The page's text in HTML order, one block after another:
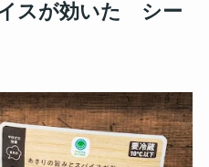
スが効いた シー